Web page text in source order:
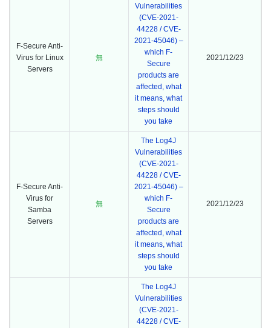
F-Secure Anti-
Virus for Linux
Servers
無
Vulnerabilities
(CVE-2021-
44228 / CVE-
2021-45046) –
which F-
Secure
products are
affected, what
it means, what
steps should
you take
2021/12/23
F-Secure Anti-
Virus for
Samba
Servers
無
The Log4J
Vulnerabilities
(CVE-2021-
44228 / CVE-
2021-45046) –
which F-
Secure
products are
affected, what
it means, what
steps should
you take
2021/12/23
The Log4J
Vulnerabilities
(CVE-2021-
44228 / CVE-